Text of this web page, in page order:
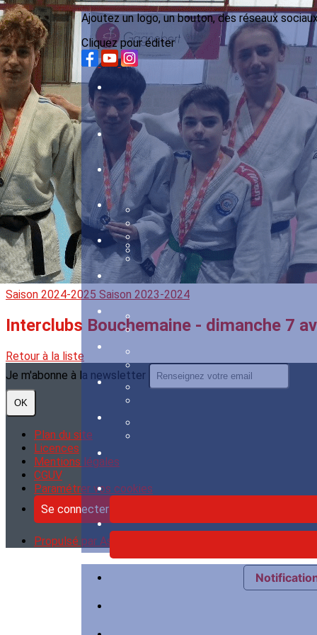
Menu
<
>
Saison 2024-2025
Saison 2023-2024
Ajoutez un logo, un bouton, des réseaux
Cliquez pour éditer
?>
Images de la page d'accueil
Cliquez pour éditer
Saison 2024-2025 Saison 2023-2024
Interclubs Bouchemaine - dimanche 7
Retour à la liste
Je m'abonne à la newsletter
OK
Plan du site
Licences
Mentions légales
CGUV
Paramétrer vos cookies
Se connecter
Propulsé par AssoConnect, le logiciel des associations